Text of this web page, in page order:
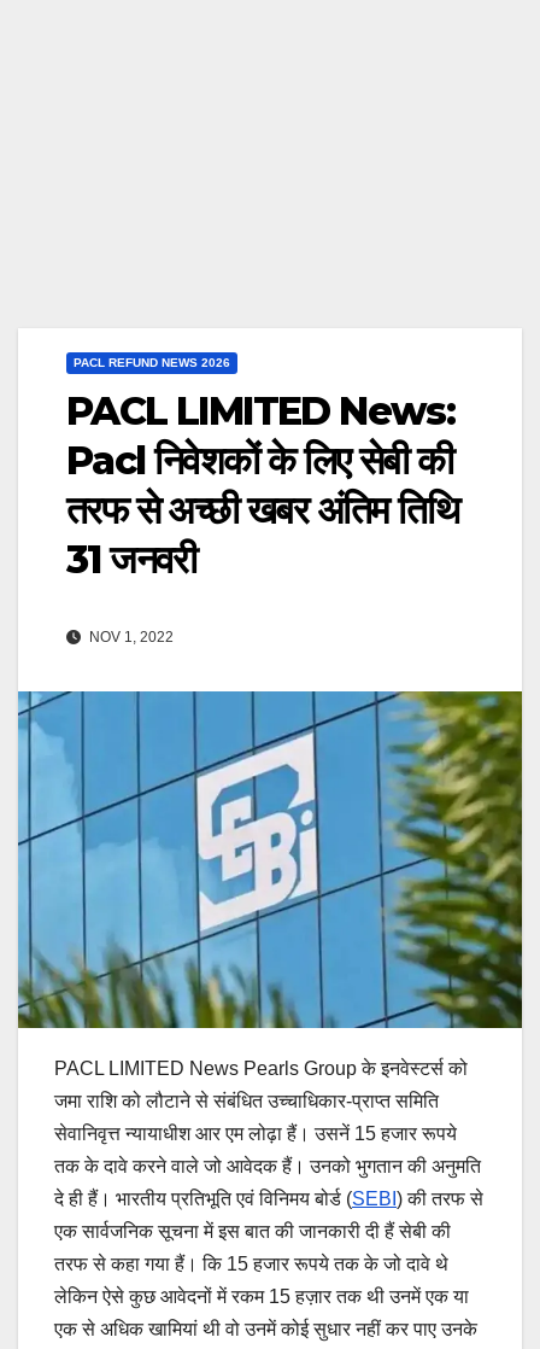
PACL REFUND NEWS 2026
PACL LIMITED News:
Pacl निवेशकों के लिए सेबी की
तरफ से अच्छी खबर अंतिम तिथि
31 जनवरी
NOV 1, 2022
PACL LIMITED News Pearls Group के इनवेस्टर्स को
जमा राशि को लौटाने से संबंधित उच्चाधिकार-प्राप्त समिति
सेवानिवृत्त न्यायाधीश आर एम लोढ़ा हैं। उसनें 15 हजार रूपये
तक के दावे करने वाले जो आवेदक हैं। उनको भुगतान की अनुमति
दे ही हैं। भारतीय प्रतिभूति एवं विनिमय बोर्ड (SEBI ) की तरफ से
एक सार्वजनिक सूचना में इस बात की जानकारी दी हैं सेबी की
तरफ से कहा गया हैं। कि 15 हजार रूपये तक के जो दावे थे
लेकिन ऐसे कुछ आवेदनों में रकम 15 हज़ार तक थी उनमें एक या
एक से अधिक खामियां थी वो उनमें कोई सुधार नहीं कर पाए उनके